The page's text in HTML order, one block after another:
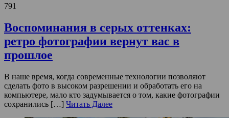
791
Воспоминания в серых оттенках:
ретро фотографии вернут вас в
прошлое
В наше время, когда современные технологии позволяют
сделать фото в высоком разрешении и обработать его на
компьютере, мало кто задумывается о том, какие фотографии
сохранились […] Читать Далее